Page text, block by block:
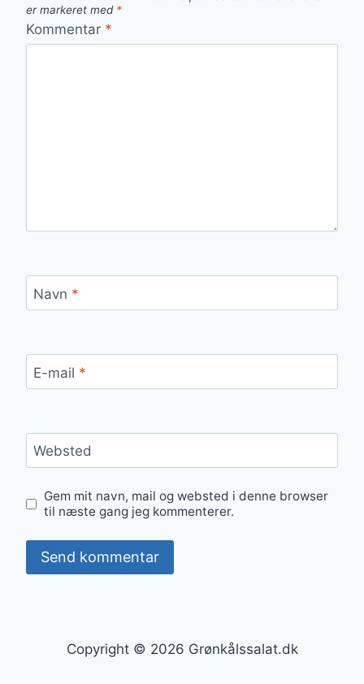
er markeret med *
Kommentar *
Navn *
E-mail *
Websted
Gem mit navn, mail og websted i denne browser
til næste gang jeg kommenterer.
Copyright © 2026 Grønkålssalat.dk